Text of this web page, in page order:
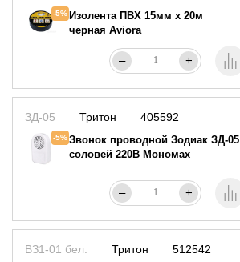
-5%Изолента ПВХ 15мм х 20м
черная Aviora
– +
405592
ЗД-05
-5%Звонок проводной Зодиак ЗД-05
соловей 220В Мономах
Тритон
– +
512542
ВЗ1-01 бел. Тритон